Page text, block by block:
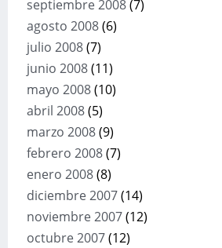
septiembre 2008(7)
agosto 2008(6)
julio 2008(7)
junio 2008(11)
mayo 2008(10)
abril 2008(5)
marzo 2008(9)
febrero 2008(7)
enero 2008(8)
diciembre 2007(14)
noviembre 2007(12)
octubre 2007(12)